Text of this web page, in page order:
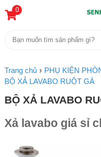
0
Trang chủ
PHỤ KIỆN
BỘ XẢ LAVABO RUỘT GÀ
BỘ XẢ LAVABO
Xả lavabo giá sỉ